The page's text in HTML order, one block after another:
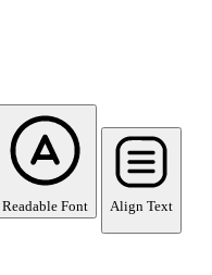
Readable Font Align Text